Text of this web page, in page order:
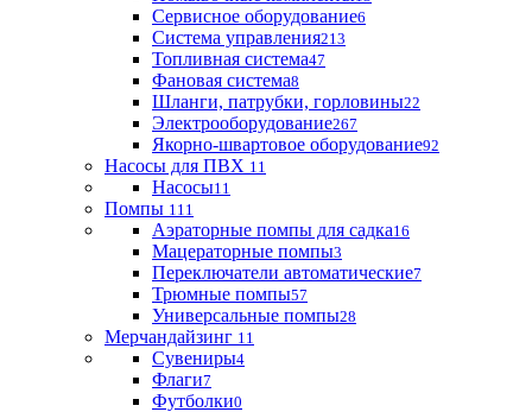
Сервисное оборудование6
Система управления213
Топливная система47
Фановая система8
Шланги, патрубки, горловины22
Электрооборудование267
Якорно-швартовое оборудование92
Насосы для ПВХ 11
Насосы11
Помпы 111
Аэраторные помпы для садка16
Мацераторные помпы3
Переключатели автоматические7
Трюмные помпы57
Универсальные помпы28
Мерчандайзинг 11
Сувениры4
Флаги7
Футболки0